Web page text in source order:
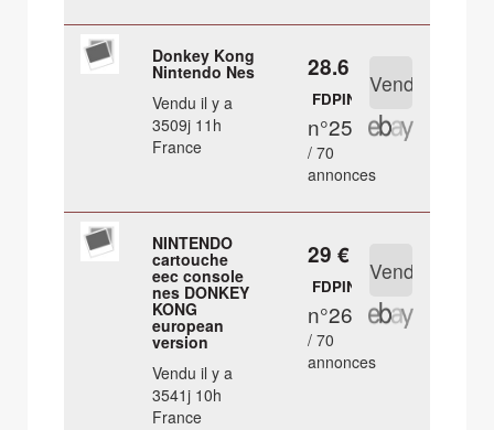
Donkey Kong
Nintendo Nes
Vendu il y a
3509j 11h
France
28.6 €
FDPIN
n°25
/ 70
annonces
NINTENDO
cartouche
eec console
nes DONKEY
KONG
european
version
Vendu il y a
3541j 10h
France
29 €
FDPIN
n°26
/ 70
annonces